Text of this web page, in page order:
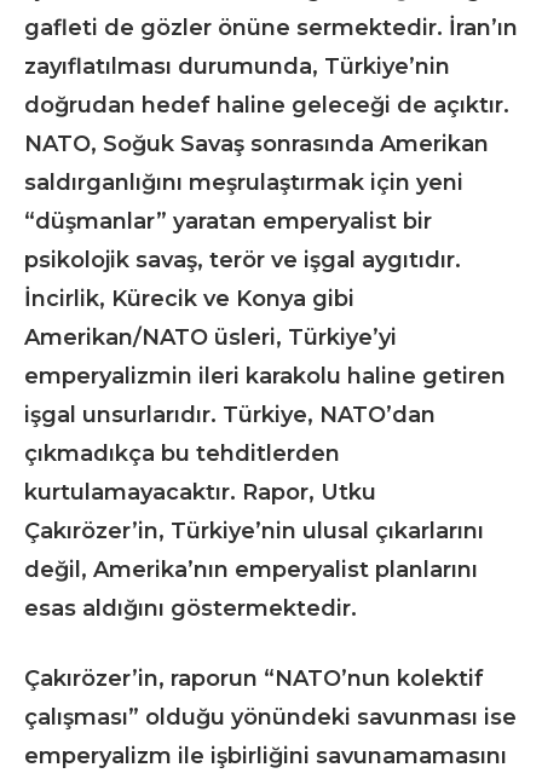
gafleti de gözler önüne sermektedir. İran’ın
zayıflatılması durumunda, Türkiye’nin
doğrudan hedef haline geleceği de açıktır.
NATO, Soğuk Savaş sonrasında Amerikan
saldırganlığını meşrulaştırmak için yeni
“düşmanlar” yaratan emperyalist bir
psikolojik savaş, terör ve işgal aygıtıdır.
İncirlik, Kürecik ve Konya gibi
Amerikan/NATO üsleri, Türkiye’yi
emperyalizmin ileri karakolu haline getiren
işgal unsurlarıdır. Türkiye, NATO’dan
çıkmadıkça bu tehditlerden
kurtulamayacaktır. Rapor, Utku
Çakırözer’in, Türkiye’nin ulusal çıkarlarını
değil, Amerika’nın emperyalist planlarını
esas aldığını göstermektedir.
Çakırözer’in, raporun “NATO’nun kolektif
çalışması” olduğu yönündeki savunması ise
emperyalizm ile işbirliğini savunamamasını